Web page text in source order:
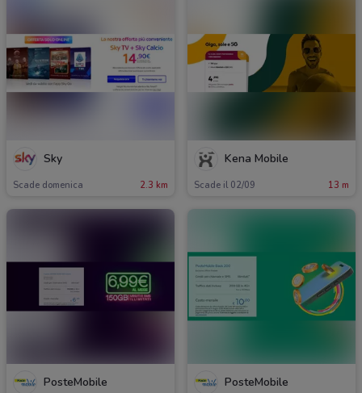
Sky
Scade domenica 2.3 km
Kena Mobile
Scade il 02/09 13 m
PosteMobile PosteMobile